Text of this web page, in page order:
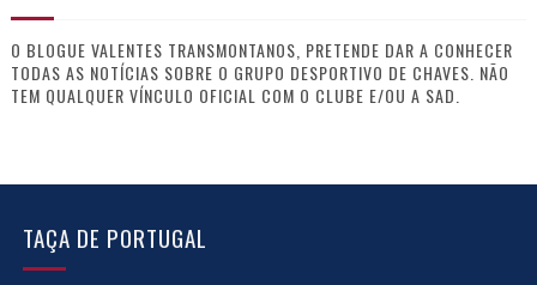
O BLOGUE VALENTES TRANSMONTANOS, PRETENDE DAR A CONHECER
TODAS AS NOTÍCIAS SOBRE O GRUPO DESPORTIVO DE CHAVES. NÃO
TEM QUALQUER VÍNCULO OFICIAL COM O CLUBE E/OU A SAD.
TAÇA DE PORTUGAL